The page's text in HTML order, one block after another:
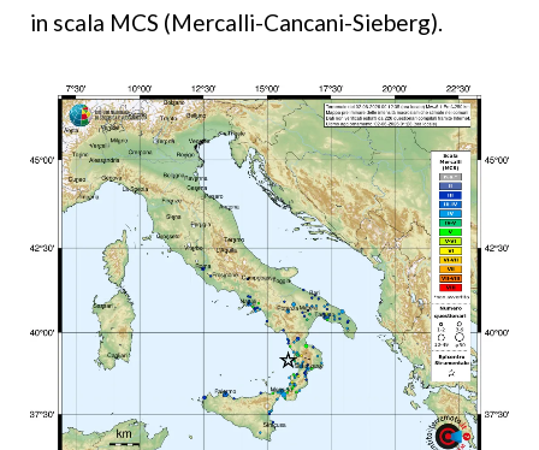
in scala MCS (Mercalli-Cancani-Sieberg).